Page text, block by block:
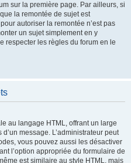
sur la première page. Par ailleurs, si
la remontée de sujet est
autoriser la remontée n’est pas
un sujet simplement en y
respecter les règles du forum en le
au langage HTML, offrant un large
message. L’administrateur peut
vous pouvez aussi les désactiver
l’option appropriée du formulaire de
est similaire au style HTML, mais